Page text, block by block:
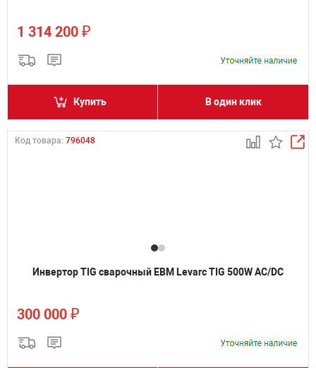
1 314 200 ₽
Купить В один клик
Код товара: 796048
Инвертор TIG сварочный ЕВМ Levarc TIG 500W AC/DC
300 000 ₽